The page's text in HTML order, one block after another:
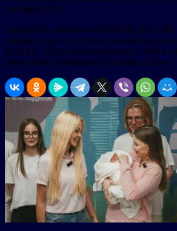
составит 80%.
Президент компании GWM Му Фэн (Mu
конференции по стратегии развития
HAVAL: «Стратегия компании GWM в
энергетики развивается полным ходом».